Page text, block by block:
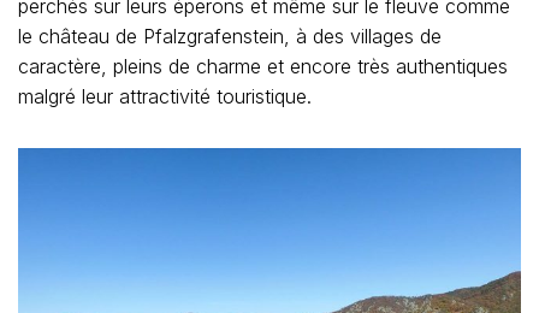
perchés sur leurs éperons et même sur le fleuve comme
le château de Pfalzgrafenstein, à des villages de
caractère, pleins de charme et encore très authentiques
malgré leur attractivité touristique.